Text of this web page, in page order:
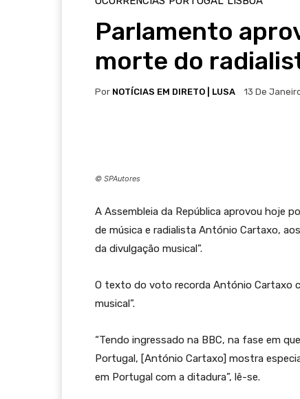
Parlamento
morte do
Por NOTÍCIAS EM DIRETO | LUSA 13 De
© SPAutores
A Assembleia da República aprovou hoje
de música e radialista António Cartaxo,
da divulgação musical”.
O texto do voto recorda António Cartaxo
musical”.
“Tendo ingressado na BBC, na fase em
Portugal, [António Cartaxo] mostra
em Portugal com a ditadura”, lê-se.